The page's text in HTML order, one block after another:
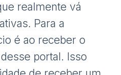
realmente vá
Para a
é ao receber o
portal. Isso